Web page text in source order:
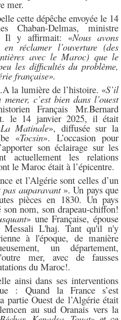
mer.
cette dépêche envoyée le 14
Chaban-Delmas, ministre
Il y affirmait: «Nous avons
réclamer l’ouverture (des
avec le Maroc) que le
les difficultés du problème,
française».
la lumière de l’histoire. «S’il
c’est bien dans l’ouest
Français Mr.Bernard
le 14 janvier 2025, il était
La Matinale», diffusée sur la
«Tocsin». L’occasion pour
son éclairage sur les
actuellement les relations
le Maroc était à l’épicentre.
et l’Algérie sont celles d’un
pas auparavant ». Un pays que
pièces en 1830. Un pays
son nom, son drapeau-chiffon!
» une Française, épouse
Messali L'haj. Tant qu'il n'y
à l'époque, de manière
un département,
mer, avec de fausses
du Maroc!.
ainsi dans ses interventions
: Quand la France s’est
partie Ouest de l’Algérie était
au sud Oranais vers la